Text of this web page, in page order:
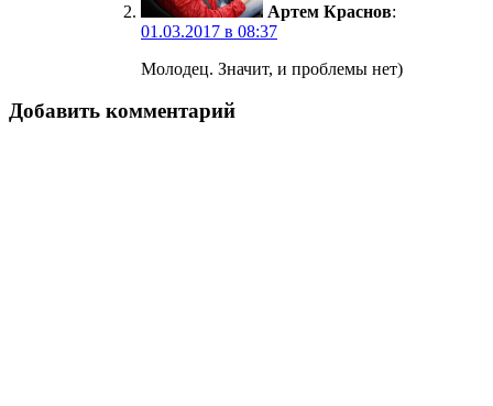
Артем Краснов:
01.03.2017 в 08:37
Молодец. Значит, и проблемы нет)
Добавить комментарий